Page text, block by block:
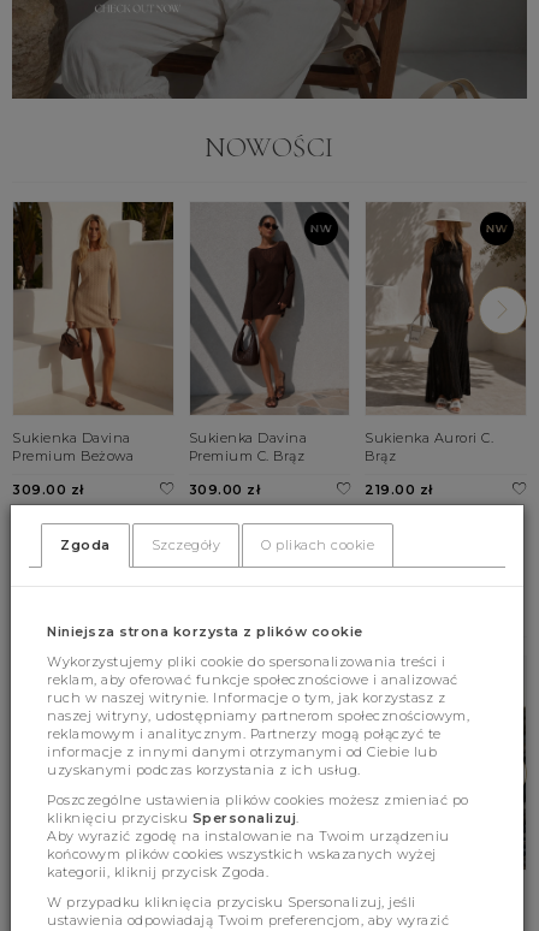
NOWOŚCI
Sukienka Davina
Premium Beżowa
309.00 zł
Sukienka Davina
Premium C. Brąz
309.00 zł
Sukienka Aurori C.
Brąz
219.00 zł
Czarna
Premium Kremowy
Premium Cukierkowy
Zgoda Szczegóły O plikach cookie
Niniejsza strona korzysta z plików cookie
Wykorzystujemy pliki cookie do spersonalizowania treści i
reklam, aby oferować funkcje społecznościowe i analizować
ruch w naszej witrynie. Informacje o tym, jak korzystasz z
naszej witryny, udostępniamy partnerom społecznościowym,
reklamowym i analitycznym. Partnerzy mogą połączyć te
informacje z innymi danymi otrzymanymi od Ciebie lub
uzyskanymi podczas korzystania z ich usług.
Poszczególne ustawienia plików cookies możesz zmieniać po
kliknięciu przycisku Spersonalizuj.
Aby wyrazić zgodę na instalowanie na Twoim urządzeniu
końcowym plików cookies wszystkich wskazanych wyżej
kategorii, kliknij przycisk Zgoda.
W przypadku kliknięcia przycisku Spersonalizuj, jeśli
ustawienia odpowiadają Twoim preferencjom, aby wyrazić